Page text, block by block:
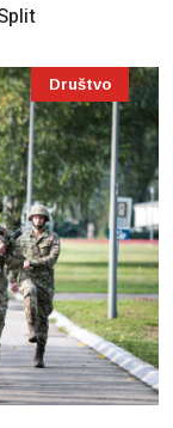
Društvo